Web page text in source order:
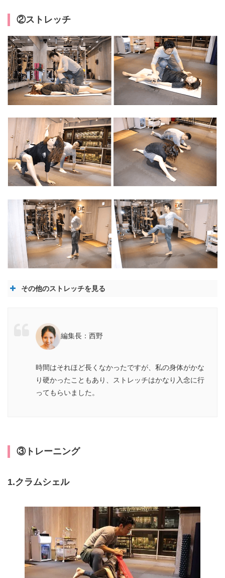
②ストレッチ
その他のストレッチを見る
編集長：西野
時間はそれほど長くなかったですが、私の身体がかな
り硬かったこともあり、ストレッチはかなり入念に行
ってもらいました。
③トレーニング
1.クラムシェル